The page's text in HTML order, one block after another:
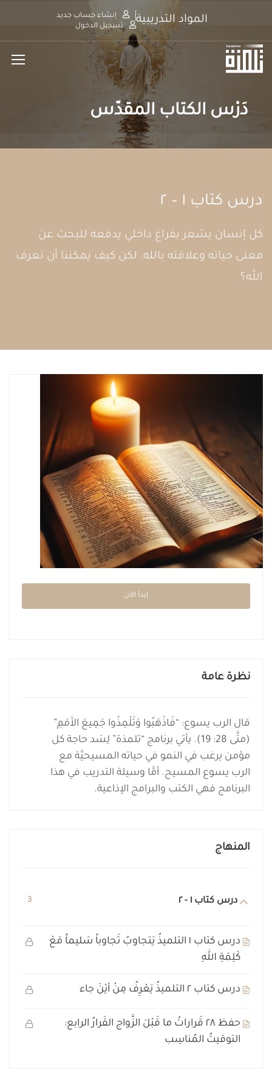
المواد التدريبية
إنشاء حساب جديد
تسجيل الدخول
دَرْس الكتاب المقدَّس
درس كتاب ١ – ٢
كل إنسان يشعر بفراغ داخلي يدفعه للبحث عن
معنى حياته وعلاقته بالله. لكن كيف يمكننا أن نعرف
الله؟
نظرة عامة
قال الرب يسوع: “فَاذْهَبُوا وَتَلْمِذُوا جَمِيعَ الأُمَمِ”
(متَّى 28: 19). يأتي برنامج “تلمذة” لِسَد حاجة كل
مؤمن يرغب في النمو في حياته المسيحيَّة مع
الرب يسوع المسيح. أمَّا وسيلة التدريب في هذا
البرنامج فهي الكتب والبرامج الإذاعية.
المنهاج
درس كتاب ١ - ٢ 3
درس كتاب ١ التلميذُ يَتجاوبُ تَجاوباً سَليماً مَعْ
كَلِمَةِ اللهِ
درس كتاب ٢ التلميذُ يَعْرِفُ مِنْ أيْنَ جاء
حفظ ٢٨ قَراراتُ ما قَبْلَ الزَّواج القَرارُ الرابع:
التوقيتُ المُناسِب
إبدأ الآن